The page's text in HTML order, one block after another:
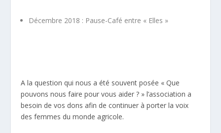
Décembre 2018 : Pause-Café entre « Elles »
A la question qui nous a été souvent posée « Que
pouvons nous faire pour vous aider ? » l’association a
besoin de vos dons afin de continuer à porter la voix
des femmes du monde agricole.